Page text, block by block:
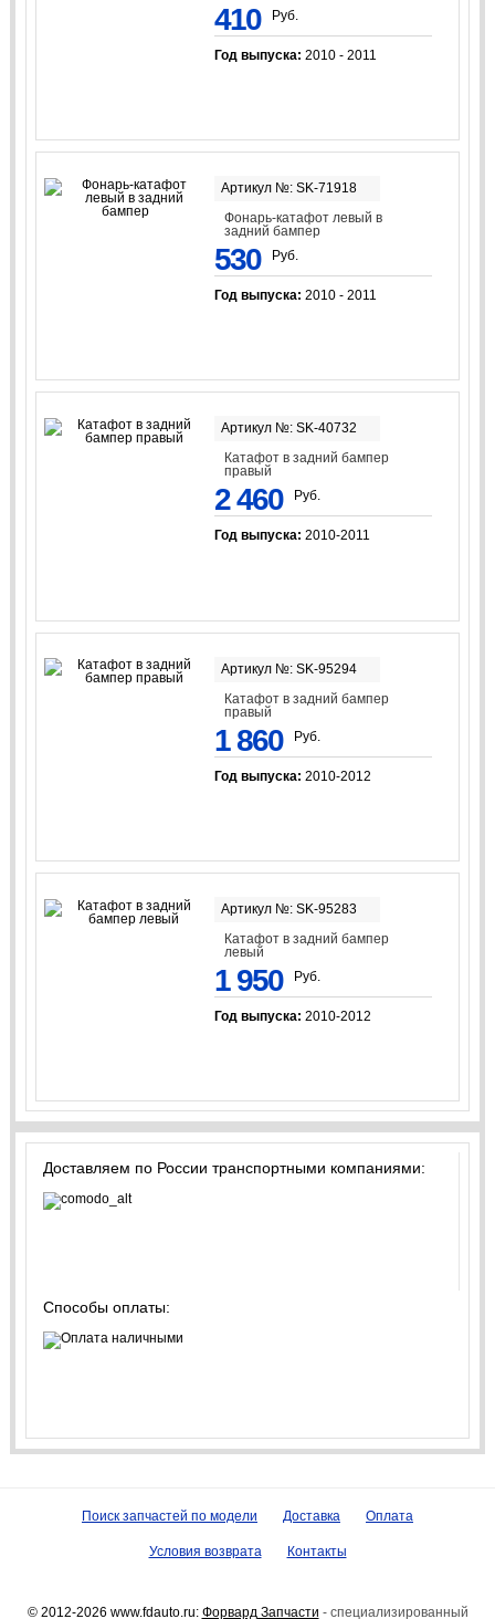
410 Руб.
Год выпуска: 2010 - 2011
Артикул №: SK-71918
Фонарь-катафот левый в
задний бампер
530 Руб.
Год выпуска: 2010 - 2011
Артикул №: SK-40732
Катафот в задний бампер
правый
2 460 Руб.
Год выпуска: 2010-2011
Артикул №: SK-95294
Катафот в задний бампер
правый
1 860 Руб.
Год выпуска: 2010-2012
Артикул №: SK-95283
Катафот в задний бампер
левый
1 950 Руб.
Год выпуска: 2010-2012
Доставляем по России транспортными компаниями:
Способы оплаты:
Поиск запчастей по модели Доставка Оплата
Условия возврата Контакты
© 2012-2026 www.fdauto.ru: Форвард Запчасти - специализированный